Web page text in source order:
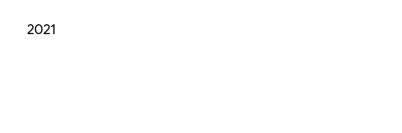
2021